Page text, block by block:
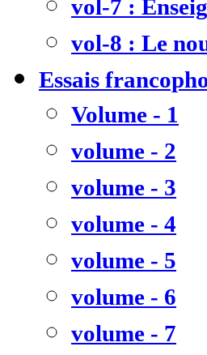
vol-7 :
vol-8 : Le
Essais
Volume - 1
volume - 2
volume - 3
volume - 4
volume - 5
volume - 6
volume - 7